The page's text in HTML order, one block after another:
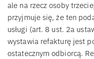
ale na rzecz osoby
przyjmuje się, że ten
usługi (art. 8 ust. 2a
wystawia refakturę jest
ostatecznym odbiorcą.